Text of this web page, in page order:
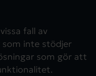
fall av
som inte stödjer
som gör att